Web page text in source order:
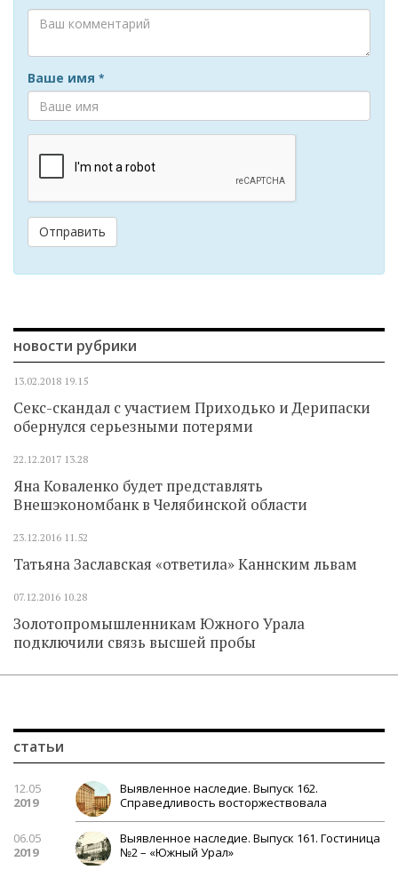
Ваше имя *
Отправить
новости рубрики
13.02.2018 19.15
Секс-скандал с участием Приходько и Дерипаски
обернулся серьезными потерями
22.12.2017 13.28
Яна Коваленко будет представлять
Внешэкономбанк в Челябинской области
23.12.2016 11.52
Татьяна Заславская «ответила» Каннским львам
07.12.2016 10.28
Золотопромышленникам Южного Урала
подключили связь высшей пробы
статьи
12.05
2019
Выявленное наследие. Выпуск 162.
Справедливость восторжествовала
06.05
2019
Выявленное наследие. Выпуск 161. Гостиница
№2 – «Южный Урал»